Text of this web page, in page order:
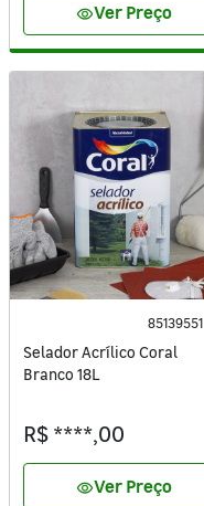
visibilityVer Preço
85139551
Selador Acrílico Coral
Branco 18L
R$ ****,00
visibilityVer Preço